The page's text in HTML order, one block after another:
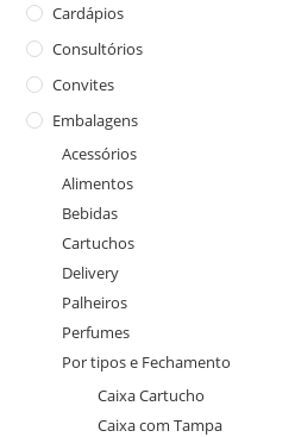
Cardápios
Consultórios
Convites
Embalagens
Acessórios
Alimentos
Bebidas
Cartuchos
Delivery
Palheiros
Perfumes
Por tipos e Fechamento
Caixa Cartucho
Caixa com Tampa